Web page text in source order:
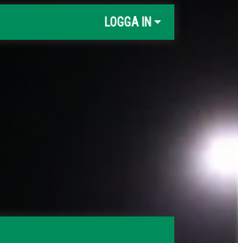
LOGGA IN